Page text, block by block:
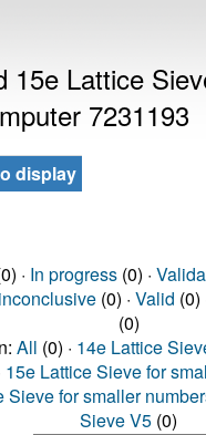
15e Lattice
7231193
display
· In progress(0) ·
(0) · Valid (0)
(0)
All (0) · 14e Lattice
15e Lattice Sieve for
Sieve for smaller
Sieve V5 (0)